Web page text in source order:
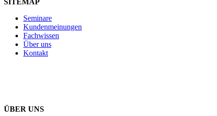
SITEMAP
Seminare
Kundenmeinungen
Fachwissen
Über uns
Kontakt
ÜBER UNS